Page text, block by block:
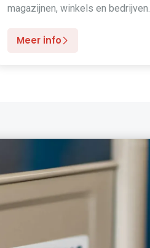
magazijnen, winkels en bedrijven.
Meer info